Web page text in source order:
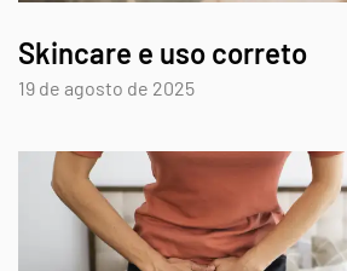
Skincare e uso correto
19 de agosto de 2025